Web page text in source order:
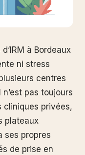
à Bordeaux
ni stress
centres
pas toujours
cliniques privées,
plateaux
ses propres
de prise en